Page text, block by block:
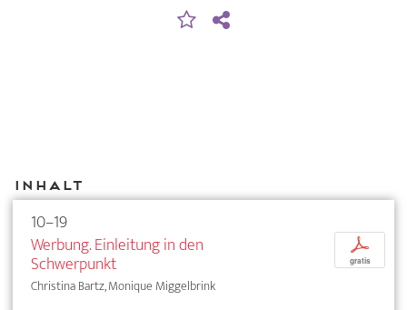
Inhalt
10–19
Werbung. Einleitung in den
Schwerpunkt
Christina Bartz, Monique Miggelbrink
p
gratis